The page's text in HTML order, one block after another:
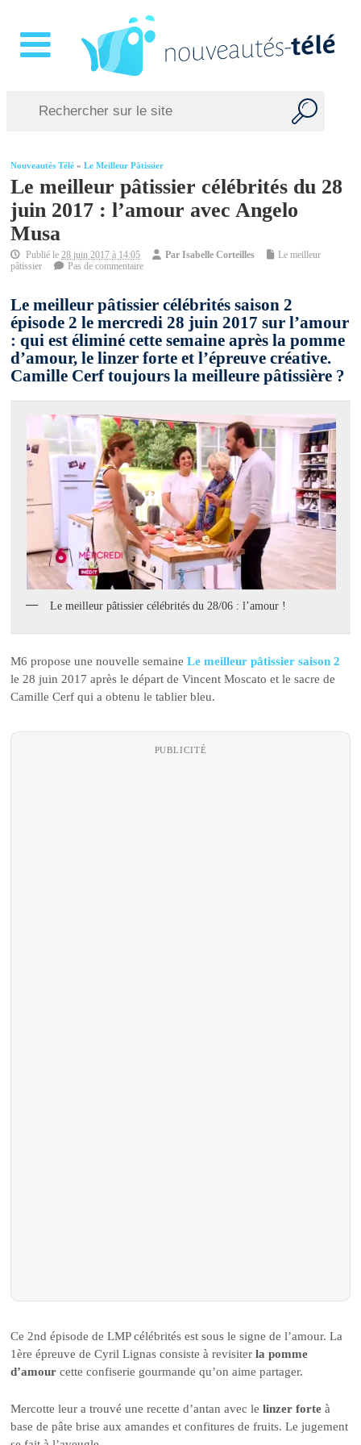
Nouveautés Télé »Le Meilleur Pâtissier
Le meilleur pâtissier célébrités du 28
juin 2017 : l’amour avec Angelo
Musa
Publié le28 juin 2017 à 14:05 ParIsabelle Corteilles
Le meilleur
pâtissier
Pas de commentaire
Le meilleur pâtissier célébrités saison 2
épisode 2 le mercredi 28 juin 2017 sur l’amour
: qui est éliminé cette semaine après la pomme
d’amour, le linzer forte et l’épreuve créative.
Camille Cerf toujours la meilleure pâtissière ?
Le meilleur pâtissier célébrités du 28/06 : l’amour !
M6 propose une nouvelle semaine Le meilleur pâtissier saison 2
le 28 juin 2017 après le départ de Vincent Moscato et le sacre de
Camille Cerf qui a obtenu le tablier bleu.
PUBLICITÉ
Ce 2nd épisode de LMP célébrités est sous le signe de l’amour. La
1ère épreuve de Cyril Lignas consiste à revisiterla pomme
d’amour cette confiserie gourmande qu’on aime partager.
Mercotte leur a trouvé une recette d’antan avec lelinzer forte à
base de pâte brise aux amandes et confitures de fruits. Le jugement